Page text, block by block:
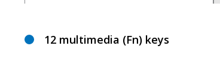
12 multimedia (Fn) keys